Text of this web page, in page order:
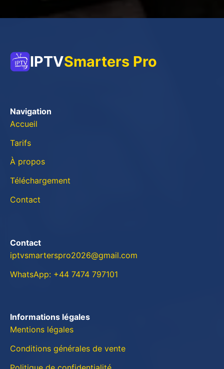
IPTVSmarters Pro
Navigation
Accueil
Tarifs
À propos
Téléchargement
Contact
Contact
iptvsmarterspro2026@gmail.com
WhatsApp: +44 7474 797101
Informations légales
Mentions légales
Conditions générales de vente